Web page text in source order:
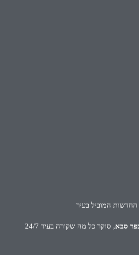
המוביל בעיר
סבא, סוקר כל מה שקורה בעיר 24/7